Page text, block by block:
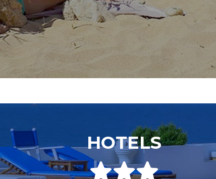
HOTELS